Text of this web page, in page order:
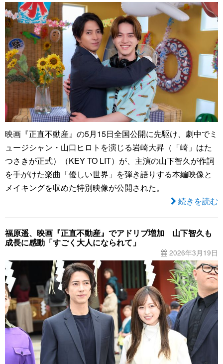
映画『正直不動産』の5月15日全国公開に先駆け、劇中でミ
ュージシャン・山口ヒロトを演じる岩崎大昇（「崎」はた
つさきが正式）（KEY TO LIT）が、主演の山下智久が作詞
を手がけた楽曲「優しい世界」を弾き語りする本編映像と
メイキングを収めた特別映像が公開された。
続きを読む
福原遥、映画『正直不動産』でアドリブ増加 山下智久も
成長に感動「すごく大人になられて」
2026年3月19日